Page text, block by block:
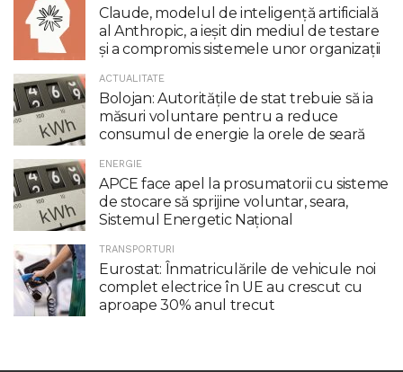
Claude, modelul de inteligenţă artificială
al Anthropic, a ieşit din mediul de testare
şi a compromis sistemele unor organizaţii
ACTUALITATE
Bolojan: Autoritățile de stat trebuie să ia
măsuri voluntare pentru a reduce
consumul de energie la orele de seară
ENERGIE
APCE face apel la prosumatorii cu sisteme
de stocare să sprijine voluntar, seara,
Sistemul Energetic Național
TRANSPORTURI
Eurostat: Înmatriculările de vehicule noi
complet electrice în UE au crescut cu
aproape 30% anul trecut